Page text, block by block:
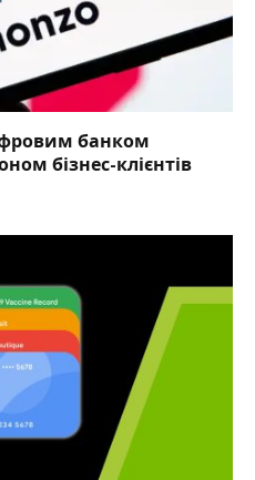
банком
бізнес-клієнтів